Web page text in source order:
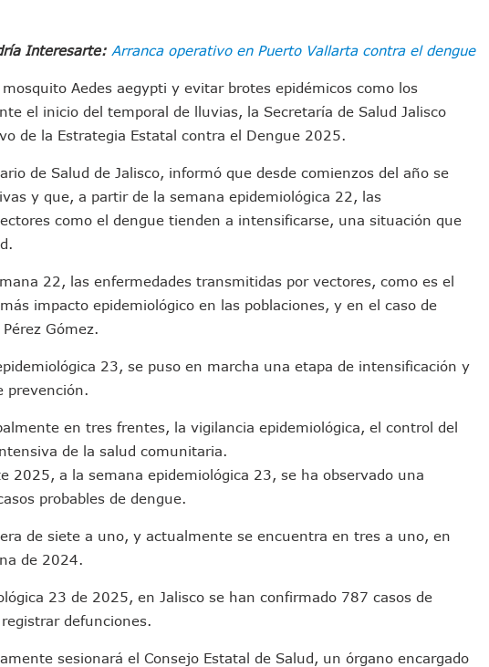
Terminarán El Centro Regional De Autismo En Puerto Vallarta
Un RZR, Principal Hipótesis Por La Muerte De Dos Jóvenes En El Río Ameca
Lemus Inaugurará El Sistema De Electromovilidad En Puerto Vallarta
Busca Beneficiar A 100 Familias De Puerto Vallarta
Filas Por La Defensa Del Agua De Calidad En La Zona Metropolitana De Guadalajara
Yareli Colmenares Tovar Eleva A 4 Cuerpos Encontrados En El Río
Vallarta La Premiación Nacional De La Liga Premier FMF
A Cientos De Familias En Las Paseadas De Las Palmas 2026
El Abandono Y Comienza Una Nueva Vida Con Una Familia
600 Mil Empleos; Solo Generó 262 Mil En Seis Meses: Coparmex
El Sexto Mejor Alcalde De Jalisco, Según Statistical Research Corporation
20 Nuevos Camiones Al Corredor Bahía De Banderas–Puerto Vallarta
Piden A Lemus Más Ministerios Públicos Para Puerto Vallarta
En Puerto Vallarta Registra 80% De Avance En Su Construcción
Mencho” Elevó Percepción De Inseguridad En Puerto Vallarta
Incluye Reúne A Emprendedores Locales En La Isla Shopping Village
Violaciones A Derechos De Víctima De Abuso Sexual En Preescolar
En Camellones De La Principal Avenida Turística De Puerto Vallarta
No Detienen El Transporte Público En Puerto Vallarta
Reúne A Especialistas Para Analizar La Conservación Del Estero El Salado
Interesarte: Arranca operativo en Puerto Vallarta contra el dengue
Aedes aegypti y evitar brotes epidémicos como los
el inicio del temporal de lluvias, la Secretaría de Salud Jalisco
de la Estrategia Estatal contra el Dengue 2025.
de Salud de Jalisco, informó que desde comienzos del año se
y que, a partir de la semana epidemiológica 22, las
como el dengue tienden a intensificarse, una situación que
22, las enfermedades transmitidas por vectores, como es el
impacto epidemiológico en las poblaciones, y en el caso de
Gómez.
23, se puso en marcha una etapa de intensificación y
prevención.
en tres frentes, la vigilancia epidemiológica, el control del
de la salud comunitaria.
2025, a la semana epidemiológica 23, se ha observado una
probables de dengue.
de siete a uno, y actualmente se encuentra en tres a uno, en
de 2024.
23 de 2025, en Jalisco se han confirmado 787 casos de
defunciones.
sesionará el Consejo Estatal de Salud, un órgano encargado